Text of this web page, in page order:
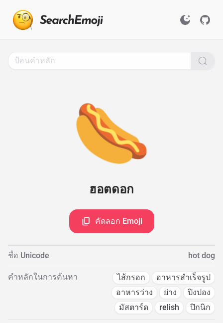
🌭
ฮอตดอก
คัดลอก Emoji
ชื่อ Unicode hot dog
คำหลักในการค้นหา ไส้กรอก
อาหารสำเร็จรูป
อาหารว่าง
ย่าง
ปิงปอง
มัสตาร์ด
relish ปิกนิก